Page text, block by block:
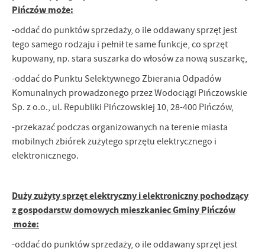
Pińczów może:
-oddać do punktów sprzedaży, o ile oddawany sprzęt jest
tego samego rodzaju i pełnił te same funkcje, co sprzęt
kupowany, np. stara suszarka do włosów za nową suszarkę,
-oddać do Punktu Selektywnego Zbierania Odpadów
Komunalnych prowadzonego przez Wodociągi Pińczowskie
Sp. z o.o., ul. Republiki Pińczowskiej 10, 28-400 Pińczów,
-przekazać podczas organizowanych na terenie miasta
mobilnych zbiórek zużytego sprzętu elektrycznego i
elektronicznego.
Duży zużyty sprzęt elektryczny i elektroniczny pochodzący
z gospodarstw domowych mieszkaniec Gminy Pińczów
może:
-oddać do punktów sprzedaży, o ile oddawany sprzęt jest
treści w postaci wiadomości, ofert, komunikatów mediów